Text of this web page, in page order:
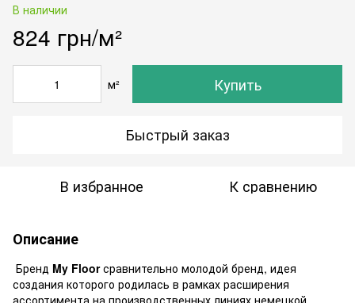
В наличии
824 грн/м²
м² Купить
Быстрый заказ
В избранное К сравнению
Описание
Бренд My Floorсравнительно молодой бренд, идея
создания которого родилась в рамках расширения
ассортимента на производственных линиях немецкой